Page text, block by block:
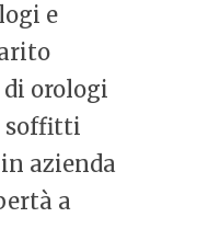
e
orologi
soffitti
azienda
a